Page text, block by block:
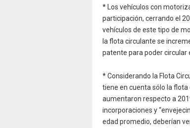
* Los vehículos con
participación, cerrando el
vehículos de este tipo de
la flota circulante se
patente para poder circular
* Considerando la Flota
tiene en cuenta sólo la flota
aumentaron respecto a
incorporaciones y
edad promedio, deberían